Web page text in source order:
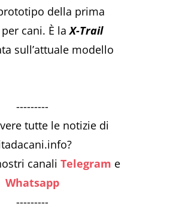
della prima
cani. È la X-Trail
sull’attuale modello
---------
tutte le notizie di
canali Telegram e
Whatsapp
---------